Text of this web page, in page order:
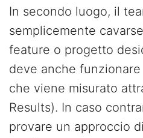
In secondo luogo, il
semplicemente
feature o progetto
deve anche
che viene misurato
Results). In caso
provare un approccio